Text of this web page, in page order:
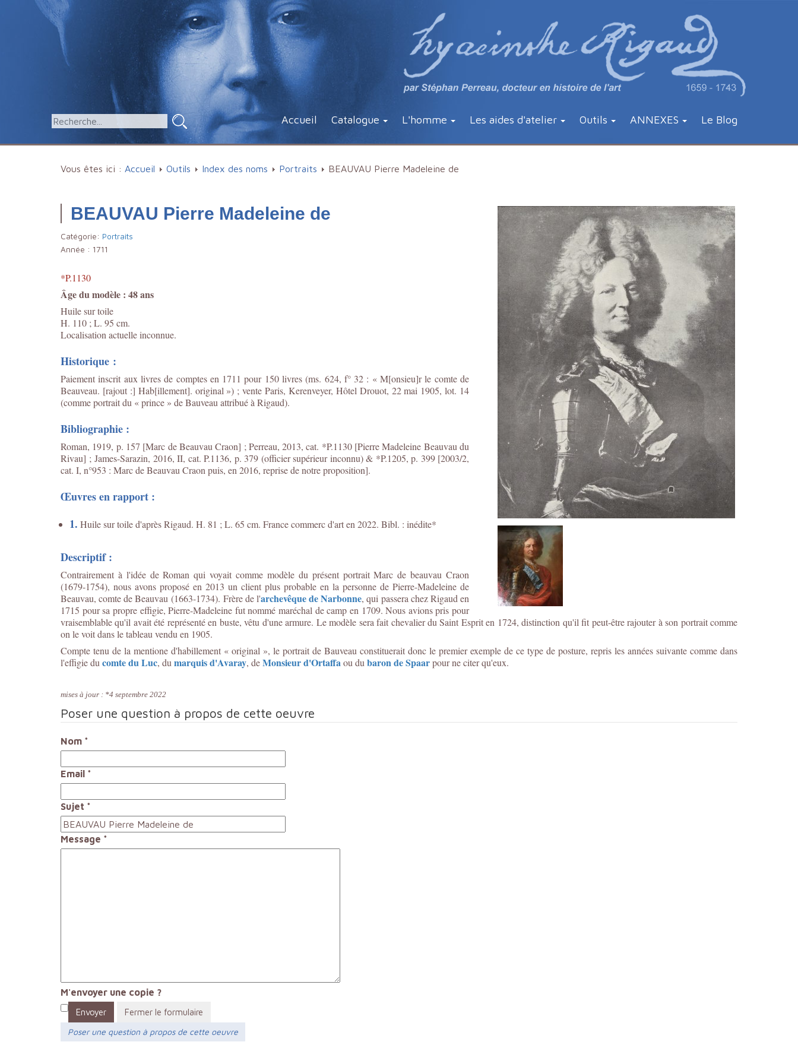
Accueil Catalogue L'homme Les aides d'atelier Outils ANNEXES Le Blog
Vous êtes ici : Accueil Outils Index des noms Portraits BEAUVAU Pierre Madeleine de
BEAUVAU Pierre Madeleine de
Catégorie: Portraits
Année : 1711
*P.1130
Âge du modèle : 48 ans
Huile sur toile
H. 110 ; L. 95 cm.
Localisation actuelle inconnue.
Historique :
Paiement inscrit aux livres de comptes en 1711 pour 150 livres (ms. 624, f° 32 : « M[onsieu]r le comte de
Beauveau. [rajout :] Hab[illement]. original ») ; vente Paris, Kerenveyer, Hôtel Drouot, 22 mai 1905, lot. 14
(comme portrait du « prince » de Bauveau attribué à Rigaud).
Bibliographie :
Roman, 1919, p. 157 [Marc de Beauvau Craon] ; Perreau, 2013, cat. *P.1130 [Pierre Madeleine Beauvau du
Rivau] ; James-Sarazin, 2016, II, cat. P.1136, p. 379 (officier supérieur inconnu) & *P.1205, p. 399 [2003/2,
cat. I, n°953 : Marc de Beauvau Craon puis, en 2016, reprise de notre proposition].
Œuvres en rapport :
1. Huile sur toile d'après Rigaud. H. 81 ; L. 65 cm. France commerc d'art en 2022. Bibl. : inédite*
Descriptif :
Contrairement à l'idée de Roman qui voyait comme modèle du présent portrait Marc de beauvau Craon
(1679-1754), nous avons proposé en 2013 un client plus probable en la personne de Pierre-Madeleine de
Beauvau, comte de Beauvau (1663-1734). Frère de l'archevêque de Narbonne, qui passera chez Rigaud en
1715 pour sa propre effigie, Pierre-Madeleine fut nommé maréchal de camp en 1709. Nous avions pris pour
vraisemblable qu'il avait été représenté en buste, vêtu d'une armure. Le modèle sera fait chevalier du Saint Esprit en 1724, distinction qu'il fit peut-être rajouter à son portrait comme
on le voit dans le tableau vendu en 1905.
Compte tenu de la mentione d'habillement « original », le portrait de Bauveau constituerait donc le premier exemple de ce type de posture, repris les années suivante comme dans
l'effigie du comte du Luc, du marquis d'Avaray, deMonsieur d'Ortaffaou du baron de Spaarpour ne citer qu'eux.
mises à jour : *4 septembre 2022
Poser une question à propos de cette oeuvre
Nom *
Email *
Sujet *
Message *
M'envoyer une copie ?
Envoyer
Fermer le formulaire
Poser une question à propos de cette oeuvre